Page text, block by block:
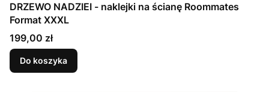
DRZEWO NADZIEI - naklejki na ścianę Roommates
Format XXXL
Cena
199,00 zł
Do koszyka